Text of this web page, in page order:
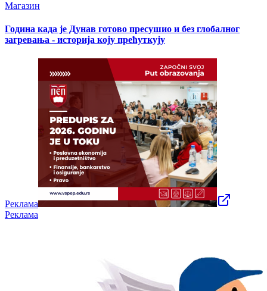
Магазин
Година када је Дунав готово пресушио и без глобалног
загревања - историја коју прећуткују
Реклама
Реклама